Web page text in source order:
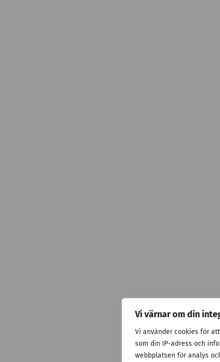
Vi värnar om din
Vi använder cookies för
som din IP-adress och
webbplatsen för analys